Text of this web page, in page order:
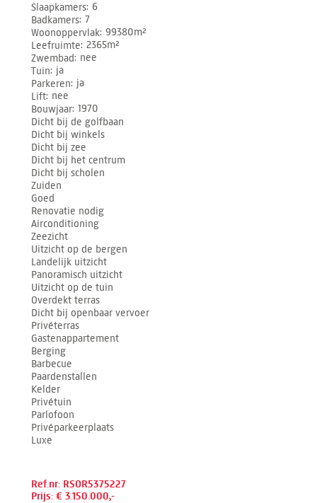
Slaapkamers 6
Badkamers 7
Woonoppervlak 99380m²
Leefruimte 2365m²
Zwembad nee
Tuin ja
Parkeren ja
Lift nee
Bouwjaar 1970
Dicht bij de golfbaan
Dicht bij winkels
Dicht bij zee
Dicht bij het centrum
Dicht bij scholen
Zuiden
Goed
Renovatie nodig
Airconditioning
Zeezicht
Uitzicht op de bergen
Landelijk uitzicht
Panoramisch uitzicht
Uitzicht op de tuin
Overdekt terras
Dicht bij openbaar vervoer
Privéterras
Gastenappartement
Berging
Barbecue
Paardenstallen
Kelder
Privétuin
Parlofoon
Privéparkeerplaats
Luxe
Ref.nr: RSOR5375227
Prijs: € 3.150.000,-